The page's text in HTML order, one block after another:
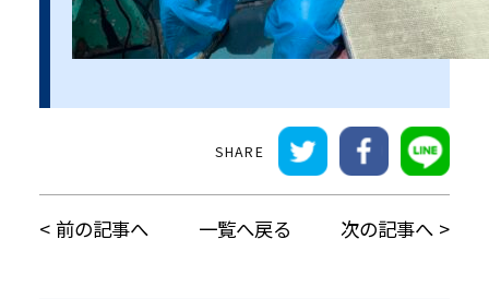
前の記事へ 一覧へ戻る 次の記事へ